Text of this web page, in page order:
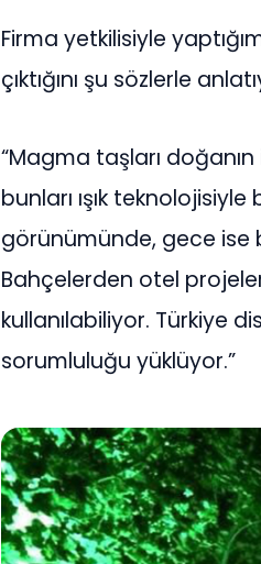
Firma yetkilisiyle
çıktığını şu sözlerle
“Magma taşları
bunları ışık
görünümünde, gece ise
Bahçelerden otel
kullanılabiliyor. Türkiye
sorumluluğu yüklüyor.”